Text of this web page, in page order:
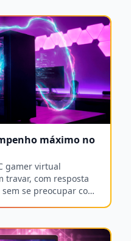
máximo no
gamer virtual
travar, com resposta
se preocupar com